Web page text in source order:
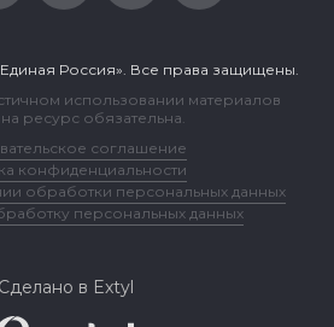
Россия». Все права защищены.
использовании материалов
ресурс обязательна.
соглашение
конфиденциальности
обработки персональных данных
персональных данных
Сделано в Extyl